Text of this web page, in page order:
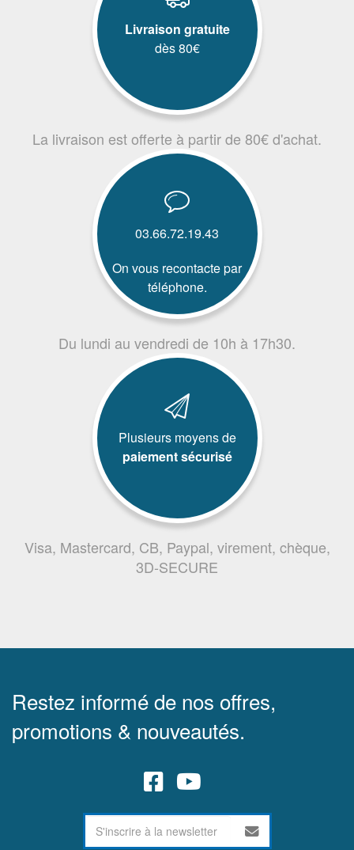
Livraison gratuite
dès 80€
La livraison est offerte à partir de 80€ d'achat.
03.66.72.19.43
On vous recontacte par
téléphone.
Du lundi au vendredi de 10h à 17h30.
Plusieurs moyens de
paiement sécurisé
Visa, Mastercard, CB, Paypal, virement, chèque,
3D-SECURE
Restez informé de nos offres,
promotions & nouveautés.